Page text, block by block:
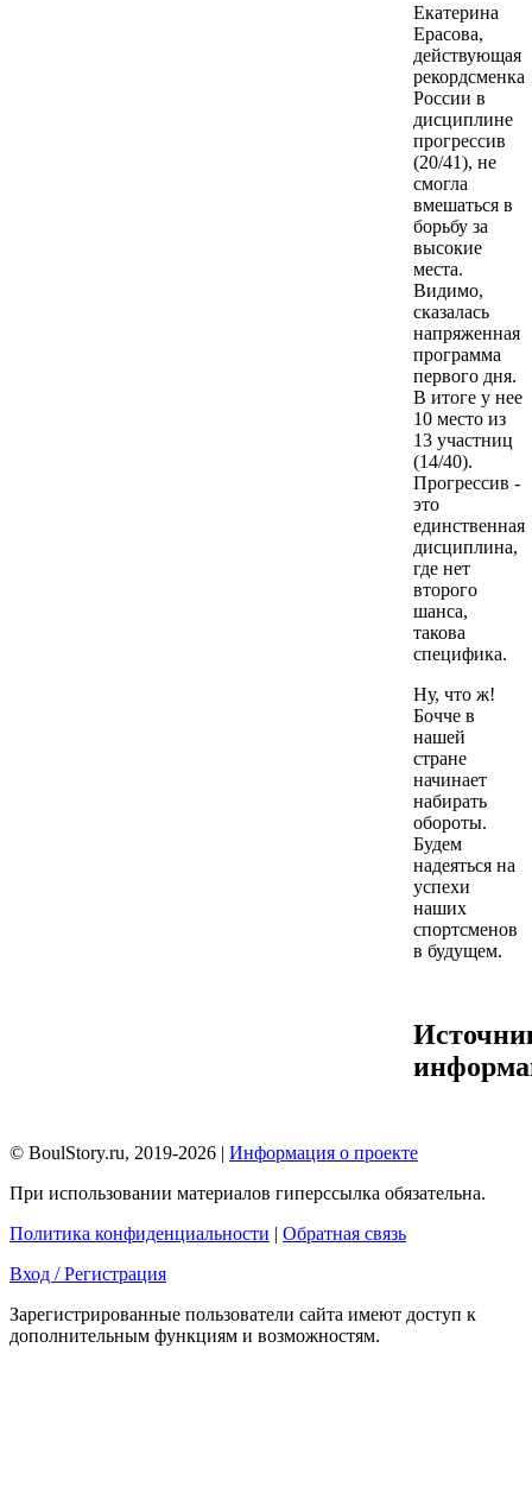
Екатерина
Ерасова,
действующая
рекордсменка
России в
дисциплине
прогрессив
(20/41), не
смогла
вмешаться в
борьбу за
высокие
места.
Видимо,
сказалась
напряженная
программа
первого дня.
В итоге у нее
10 место из
13 участниц
(14/40).
Прогрессив -
это
единственная
дисциплина,
где нет
второго
шанса,
такова
специфика.
Ну, что ж!
Бочче в
нашей
стране
начинает
набирать
обороты.
Будем
надеяться на
успехи
наших
спортсменов
в будущем.
© BoulStory.ru, 2019-2026 | Информация о проекте
При использовании материалов гиперссылка обязательна.
Политика конфиденциальности | Обратная связь
Вход / Регистрация
Зарегистрированные пользователи сайта имеют доступ к
дополнительным функциям и возможностям.